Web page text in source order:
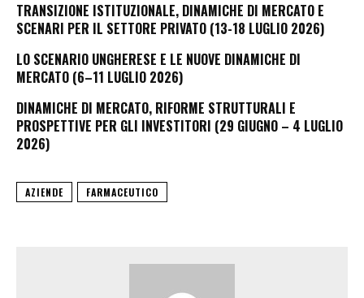
TRANSIZIONE ISTITUZIONALE, DINAMICHE DI MERCATO E
SCENARI PER IL SETTORE PRIVATO (13-18 LUGLIO 2026)
LO SCENARIO UNGHERESE E LE NUOVE DINAMICHE DI
MERCATO (6–11 LUGLIO 2026)
DINAMICHE DI MERCATO, RIFORME STRUTTURALI E
PROSPETTIVE PER GLI INVESTITORI (29 GIUGNO – 4 LUGLIO
2026)
AZIENDE FARMACEUTICO